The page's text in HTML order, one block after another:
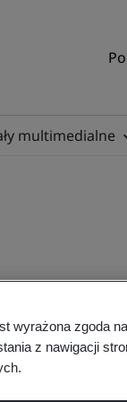
multimedialne
wyrażona zgoda
z nawigacji